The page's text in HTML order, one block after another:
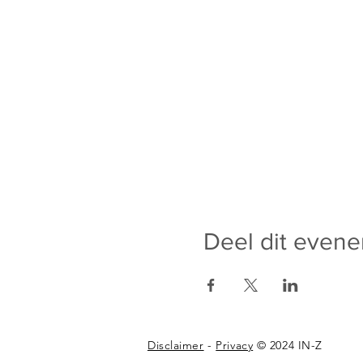
Deel dit
Disclaimer - Privacy © 2024 IN-Z